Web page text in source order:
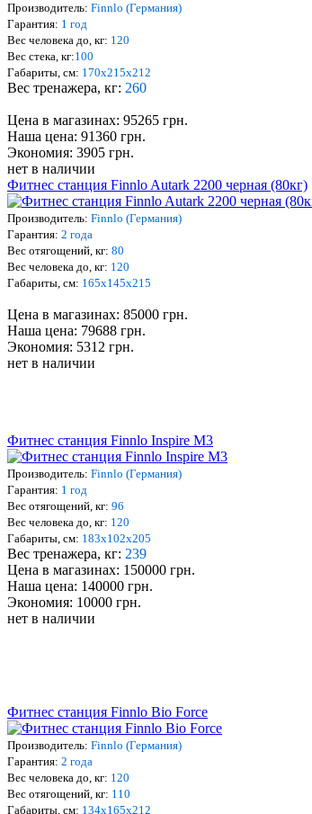
Производитель: Finnlo (Германия)
Гарантия: 1 год
Вес человека до, кг: 120
Вес стека, кг:100
Габариты, см: 170х215х212
Вес тренажера, кг: 260
Цена в магазинах: 95265 грн.
Наша цена: 91360 грн.
Экономия: 3905 грн.
нет в наличии
Фитнес станция Finnlo Autark 2200 черная (80кг)
Производитель: Finnlo (Германия)
Гарантия: 2 года
Вес отягощений, кг: 80
Вес человека до, кг: 120
Габариты, см: 165х145х215
Цена в магазинах: 85000 грн.
Наша цена: 79688 грн.
Экономия: 5312 грн.
нет в наличии
Фитнес станция Finnlo Inspire M3
Производитель: Finnlo (Германия)
Гарантия: 1 год
Вес отягощений, кг: 96
Вес человека до, кг: 120
Габариты, см: 183х102х205
Вес тренажера, кг: 239
Цена в магазинах: 150000 грн.
Наша цена: 140000 грн.
Экономия: 10000 грн.
нет в наличии
Фитнес станция Finnlo Bio Force
Производитель: Finnlo (Германия)
Гарантия: 2 года
Вес человека до, кг: 120
Вес отягощений, кг: 110
Габариты, см: 134х165х212